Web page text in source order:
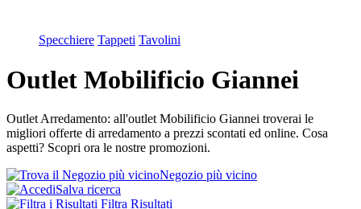
Specchiere Tappeti Tavolini
Outlet Mobilificio Giannei
Outlet Arredamento: all'outlet Mobilificio Giannei troverai le
migliori offerte di arredamento a prezzi scontati ed online. Cosa
aspetti? Scopri ora le nostre promozioni.
Negozio più vicino
Salva ricerca
Filtra Risultati